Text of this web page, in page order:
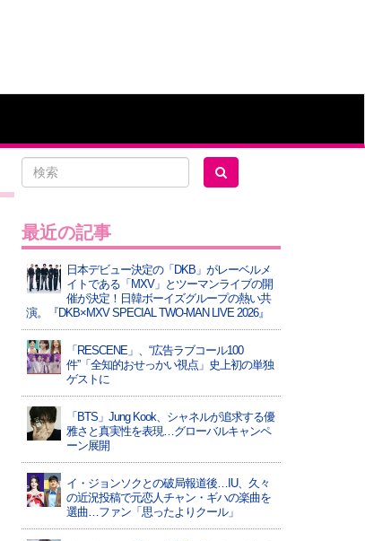
最近の記事
日本デビュー決定の「DKB」がレーベルメ
イトである「MXV」とツーマンライブの開
催が決定！日韓ボーイズグループの熱い共
演。『DKB×MXV SPECIAL TWO-MAN LIVE 2026』
「RESCENE」、“広告ラブコール100
件”「全知的おせっかい視点」史上初の単独
ゲストに
「BTS」Jung Kook、シャネルが追求する優
雅さと真実性を表現…グローバルキャンペ
ーン展開
イ・ジョンソクとの破局報道後…IU、久々
の近況投稿で元恋人チャン・ギハの楽曲を
選曲…ファン「思ったよりクール」